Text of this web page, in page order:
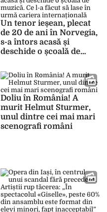
Un tenor ieșean, plecat
de 20 de ani în Norvegia,
s-a întors acasă și
deschide o școală de
lase în urmă cariera
internațională
Doliu în România! A
murit Helmut Sturmer,
unul dintre cei mai mari
scenografi români